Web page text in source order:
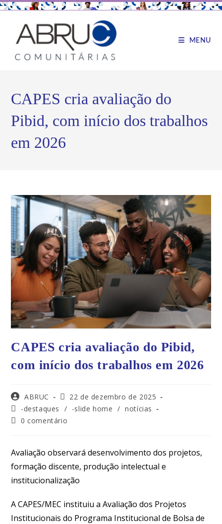
MENU
CAPES cria avaliação do
Pibid, com início dos trabalhos
em 2026
CAPES cria avaliação do Pibid,
com início dos trabalhos em 2026
ABRUC
22 de dezembro de 2025
-destaques
/ -slide home / notícias
0 comentário
Avaliação observará desenvolvimento dos projetos,
formação discente, produção intelectual e
institucionalização
A CAPES/MEC instituiu a Avaliação dos Projetos
Institucionais do Programa Institucional de Bolsa de